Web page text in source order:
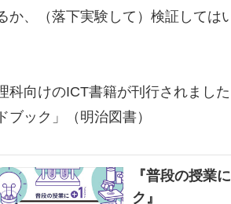
か、（落下実験して）検証しては
科向けのICT書籍が刊行されまし
ブック 」（明治図書）
『普段の授業
ク』